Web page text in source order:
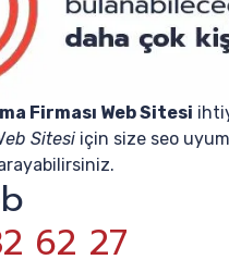
Firması Web Sitesi
Sitesi için size seo
62 27